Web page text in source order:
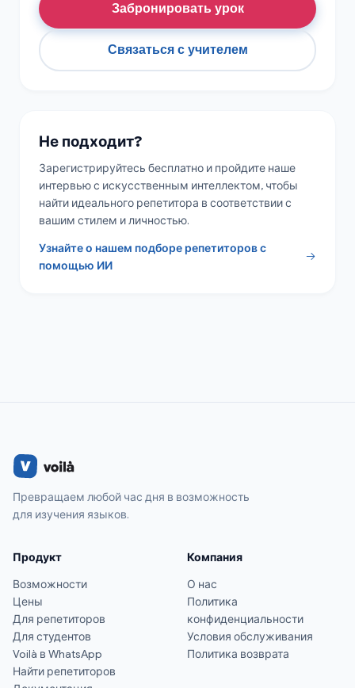
Забронировать урок
Связаться с учителем
Не подходит?
Зарегистрируйтесь бесплатно и пройдите наше
интервью с искусственным интеллектом, чтобы
найти идеального репетитора в соответствии с
вашим стилем и личностью.
Узнайте о нашем подборе репетиторов с
помощью ИИ
Превращаем любой час дня в возможность
для изучения языков.
Продукт
Возможности
Цены
Для репетиторов
Для студентов
Voilà в WhatsApp
Найти репетиторов
Компания
О нас
Политика
конфиденциальности
Условия обслуживания
Политика возврата